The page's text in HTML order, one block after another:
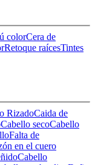
colorCera de
Retoque raícesTintes
RizadoCaida de
Cabello secoCabello
Falta de
en el cuero
Cabello